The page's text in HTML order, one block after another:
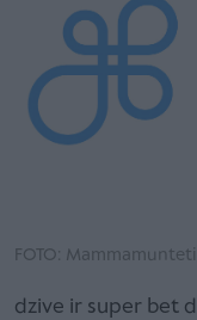
FOTO:
dzive ir super bet